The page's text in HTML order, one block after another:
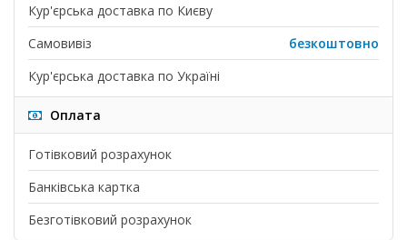
Кур'єрська доставка по Києву
Самовивіз
безкоштовно
Кур'єрська доставка по Україні
Оплата
Готівковий розрахунок
Банківська картка
Безготівковий розрахунок